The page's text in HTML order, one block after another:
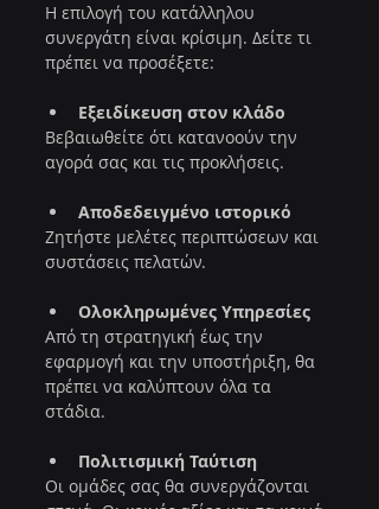
Η επιλογή του κατάλληλου
συνεργάτη είναι κρίσιμη. Δείτε τι
πρέπει να προσέξετε:
Εξειδίκευση στον κλάδο
Βεβαιωθείτε ότι κατανοούν την
αγορά σας και τις προκλήσεις.
Αποδεδειγμένο ιστορικό
Ζητήστε μελέτες περιπτώσεων και
συστάσεις πελατών.
Ολοκληρωμένες Υπηρεσίες
Από τη στρατηγική έως την
εφαρμογή και την υποστήριξη, θα
πρέπει να καλύπτουν όλα τα
στάδια.
Πολιτισμική Ταύτιση
Οι ομάδες σας θα συνεργάζονται